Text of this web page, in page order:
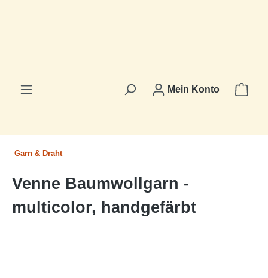
Mein Konto
Garn & Draht
Venne Baumwollgarn -
multicolor, handgefärbt